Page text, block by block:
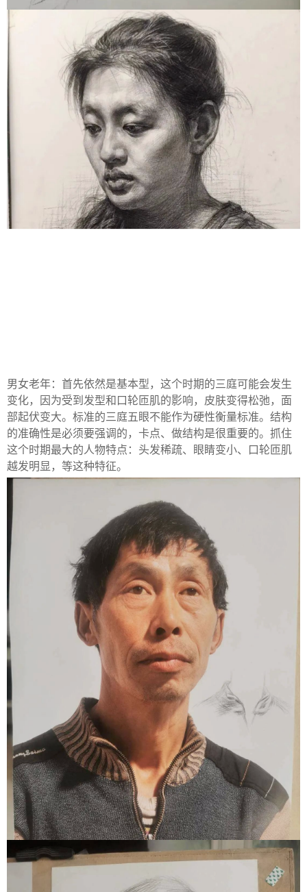
男女老年：首先依然是基本型，这个时期的三庭可能会发生
变化，因为受到发型和口轮匝肌的影响，皮肤变得松弛，面
部起伏变大。标准的三庭五眼不能作为硬性衡量标准。结构
的准确性是必须要强调的，卡点、做结构是很重要的。抓住
这个时期最大的人物特点：头发稀疏、眼睛变小、口轮匝肌
越发明显，等这种特征。